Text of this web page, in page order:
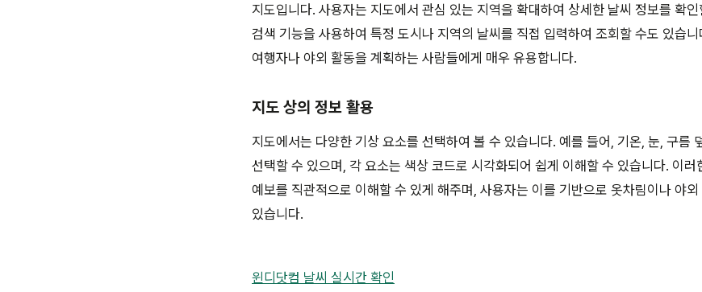
지도입니다. 사용자는 지도에서 관심 있는 지역을 확대하여 상세한 날씨 정보를 확인
검색 기능을 사용하여 특정 도시나 지역의 날씨를 직접 입력하여 조회할 수도 있습
여행자나 야외 활동을 계획하는 사람들에게 매우 유용합니다.
지도 상의 정보 활용
지도에서는 다양한 기상 요소를 선택하여 볼 수 있습니다. 예를 들어, 기온, 눈, 구름
선택할 수 있으며, 각 요소는 색상 코드로 시각화되어 쉽게 이해할 수 있습니다. 이러
예보를 직관적으로 이해할 수 있게 해주며, 사용자는 이를 기반으로 옷차림이나 야
있습니다.
윈디닷컴 날씨 실시간 확인